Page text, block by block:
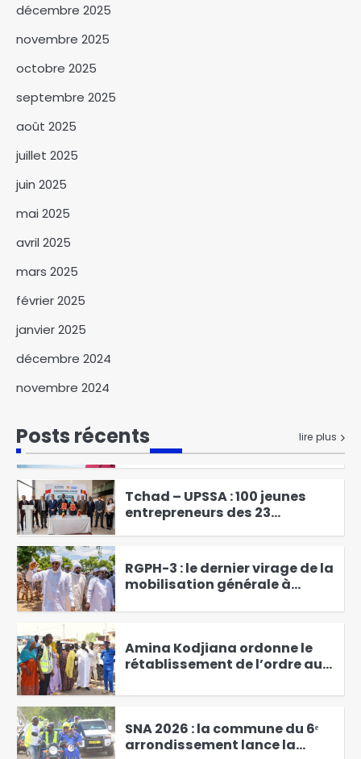
décembre 2025
novembre 2025
octobre 2025
septembre 2025
août 2025
juillet 2025
juin 2025
mai 2025
avril 2025
mars 2025
février 2025
janvier 2025
décembre 2024
novembre 2024
Posts récents lire plus
3
5
6
1
lance l’atelier de
vulgarisation sur les
redevances liées au
prélèvement de l’eau brute
2
Tchad – UPSSA : 100 jeunes
entrepreneurs des 23
Agadir
3
RGPH-3 : le dernier virage de la
mobilisation générale à
4
Amina Kodjiana ordonne le
rétablissement de l’ordre au
marché central
SNA 2026 : la commune du 6ᵉ
arrondissement lance la